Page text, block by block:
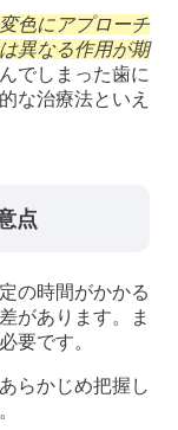
色にアプローチ
異なる作用が期
でしまった歯に
な治療法といえ
点
の時間がかかる
があります。ま
要です。
らかじめ把握し